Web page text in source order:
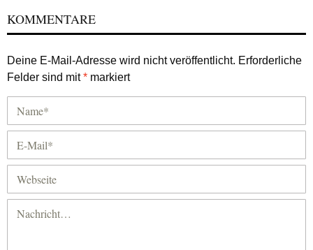
KOMMENTARE
Deine E-Mail-Adresse wird nicht veröffentlicht. Erforderliche
Felder sind mit* markiert